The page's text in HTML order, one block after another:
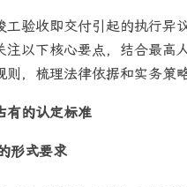
工验收即交付引起的执行异
注以下核心要点，结合最高
则，梳理法律依据和实务策略
有的认定标准
形式要求